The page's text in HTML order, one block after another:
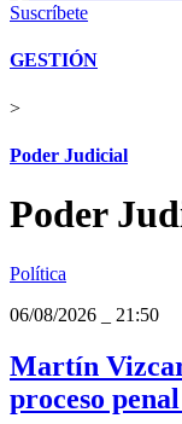
Suscríbete
GESTIÓN
>
Poder Judicial
Poder
Política
06/08/2026
21:50
Martín
proceso